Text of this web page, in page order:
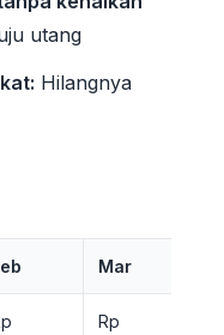
utang
Hilangnya
Mar
Rp